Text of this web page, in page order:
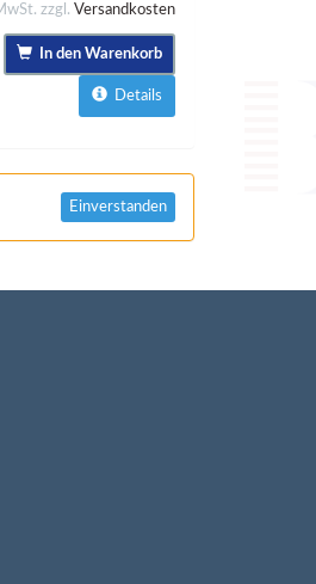
zzgl. Versandkosten
In den Warenkorb
Details
Einverstanden